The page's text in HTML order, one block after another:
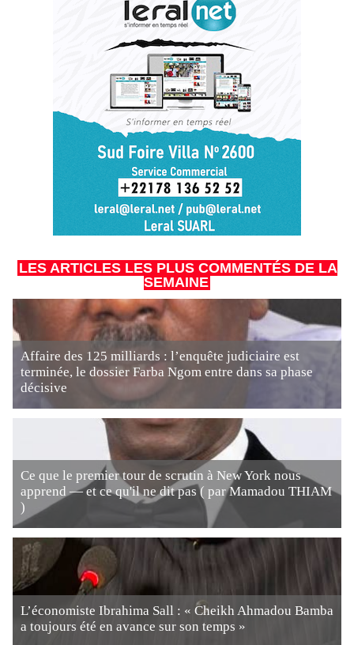
LES ARTICLES LES PLUS COMMENTÉS DE LA
SEMAINE
Affaire des 125 milliards : l’enquête judiciaire est
terminée, le dossier Farba Ngom entre dans sa phase
décisive
Ce que le premier tour de scrutin à New York nous
apprend — et ce qu'il ne dit pas ( par Mamadou THIAM
)
L’économiste Ibrahima Sall : « Cheikh Ahmadou Bamba
a toujours été en avance sur son temps »